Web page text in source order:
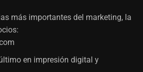
más importantes del marketing, la
en impresión digital y